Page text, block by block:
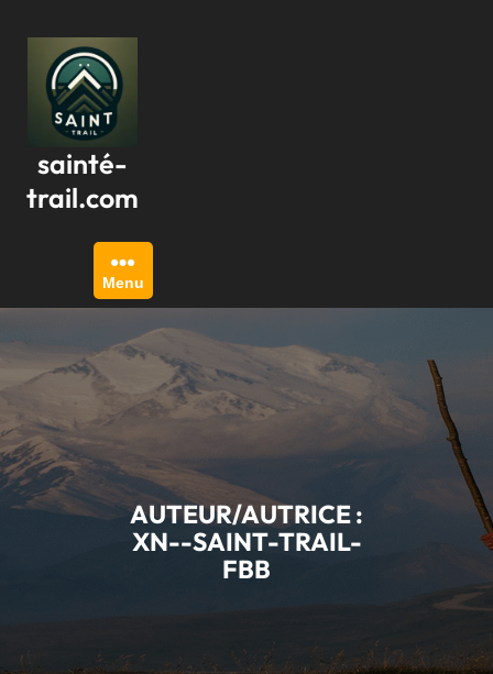
contenu
sainté-
trail.com
Menu
AUTEUR/AUTRICE :
XN--SAINT-TRAIL-
FBB